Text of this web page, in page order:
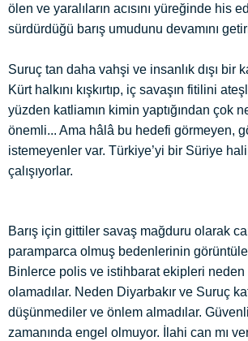
ölen ve yaralıların acısını yüreğinde his
sürdürdüğü barış umudunu devamını
Suruç tan daha vahşi ve insanlık dışı bir
Kürt halkını kışkırtıp, iç savaşın fitilini
yüzden katliamın kimin yaptığından çok
önemli... Ama hâlâ bu hedefi görmeyen,
istemeyenler var. Türkiye’yi bir Süriye
çalışıyorlar.
Barış için gittiler savaş mağduru olarak
paramparca olmuş bedenlerinin
Binlerce polis ve istihbarat ekipleri neden
olamadılar. Neden Diyarbakır ve Suruç
düşünmediler ve önlem almadılar.
zamanında engel olmuyor. İlahi can mı